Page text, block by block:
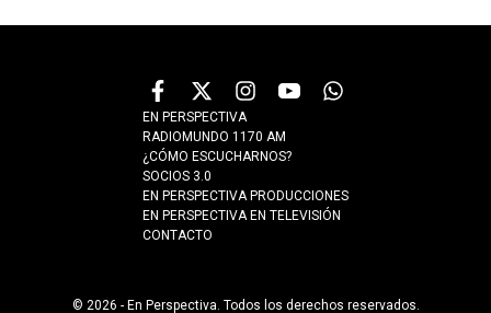
EN PERSPECTIVA
RADIOMUNDO 1170 AM
¿CÓMO ESCUCHARNOS?
SOCIOS 3.0
EN PERSPECTIVA PRODUCCIONES
EN PERSPECTIVA EN TELEVISIÓN
CONTACTO
© 2026 - En Perspectiva. Todos los derechos reservados.